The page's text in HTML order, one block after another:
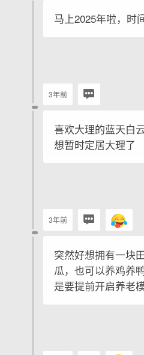
马上2025年啦，时
3年前
喜欢大理的蓝天白
想暂时定居大理了
3年前
突然好想拥有一块
瓜，也可以养鸡养
是要提前开启养老